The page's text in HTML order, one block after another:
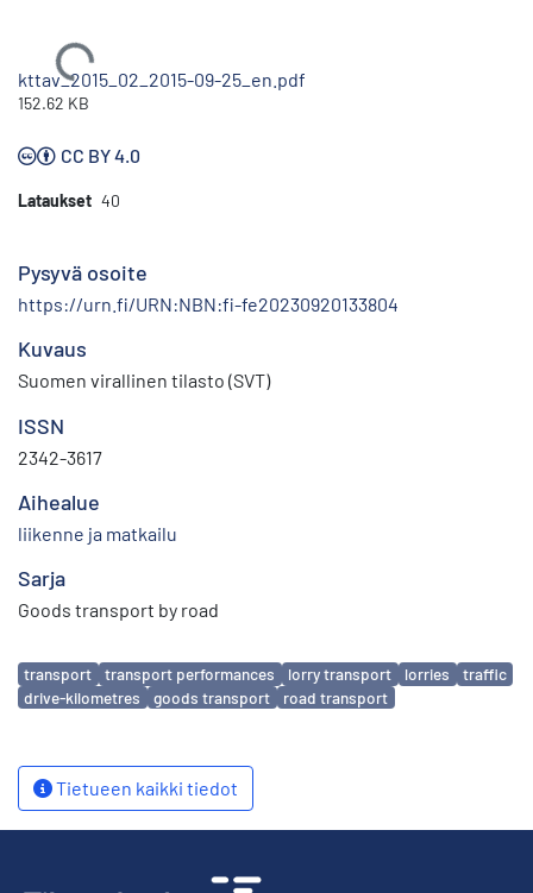
Ladataan...
kttav_2015_02_2015-09-25_en.pdf
152.62 KB
CC BY 4.0
Lataukset 40
Pysyvä osoite
https://urn.fi/URN:NBN:fi-fe20230920133804
Kuvaus
Suomen virallinen tilasto (SVT)
ISSN
2342-3617
Aihealue
liikenne ja matkailu
Sarja
Goods transport by road
Avainsanat
transport transport performances lorry transport lorries
traffic
drive-kilometres
goods transport road transport
Tietueen kaikki tiedot